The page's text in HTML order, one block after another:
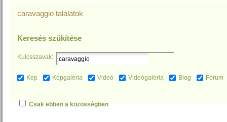
caravaggio találatok
Keresés szűkítése
Kulcsszavak:
Kép Képgaléria Videó Videógaléria Blog Fórum
Csak ebben a közösségben